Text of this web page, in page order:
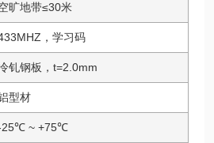
旷地带≤30米
，学习码
钆钢板，t=2.0mm
型材
25℃ ~ +75℃